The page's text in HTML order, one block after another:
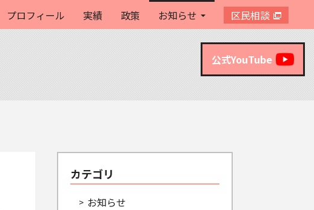
プロフィール 実績 政策 お知らせ 区民相談
カテゴリ
お知らせ
公式YouTube